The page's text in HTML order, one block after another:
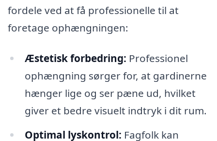
fordele ved at få professionelle til at
foretage ophængningen:
Æstetisk forbedring: Professionel
ophængning sørger for, at gardinerne
hænger lige og ser pæne ud, hvilket
giver et bedre visuelt indtryk i dit rum.
Optimal lyskontrol: Fagfolk kan